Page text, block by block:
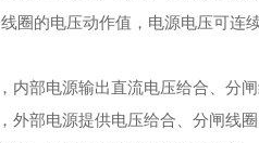
圈的电压动作值，电源电压可连
部电源输出直流电压给合、分闸
部电源提供电压给合、分闸线圈